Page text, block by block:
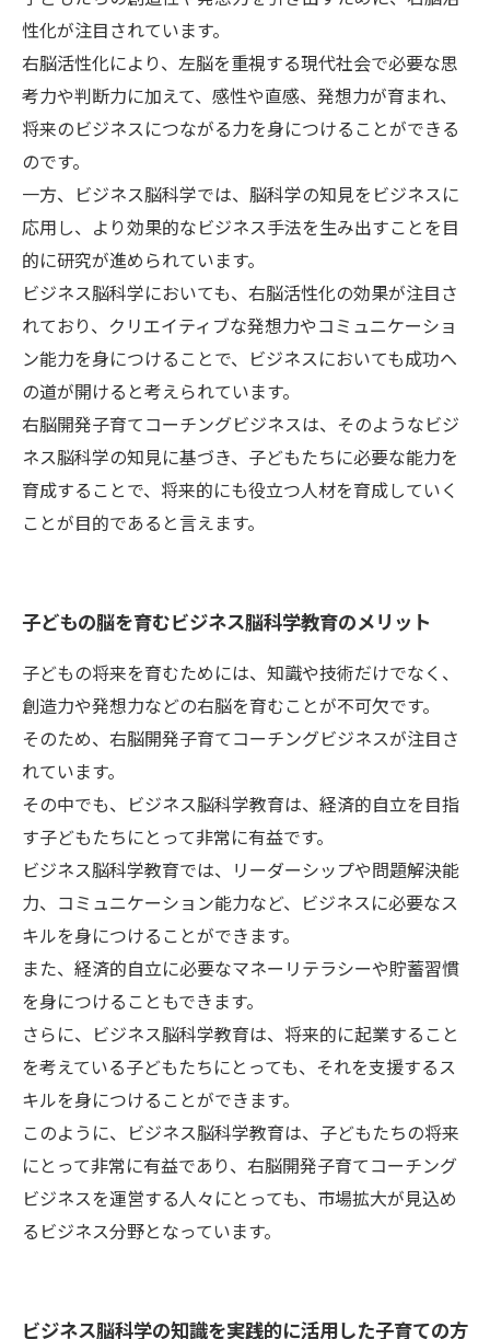
性化が注目されています。
右脳活性化により、左脳を重視する現代社会で必要な思
考力や判断力に加えて、感性や直感、発想力が育まれ、
将来のビジネスにつながる力を身につけることができる
のです。
一方、ビジネス脳科学では、脳科学の知見をビジネスに
応用し、より効果的なビジネス手法を生み出すことを目
的に研究が進められています。
ビジネス脳科学においても、右脳活性化の効果が注目さ
れており、クリエイティブな発想力やコミュニケーショ
ン能力を身につけることで、ビジネスにおいても成功へ
の道が開けると考えられています。
右脳開発子育てコーチングビジネスは、そのようなビジ
ネス脳科学の知見に基づき、子どもたちに必要な能力を
育成することで、将来的にも役立つ人材を育成していく
ことが目的であると言えます。
子どもの脳を育むビジネス脳科学教育のメリット
子どもの将来を育むためには、知識や技術だけでなく、
創造力や発想力などの右脳を育むことが不可欠です。
そのため、右脳開発子育てコーチングビジネスが注目さ
れています。
その中でも、ビジネス脳科学教育は、経済的自立を目指
す子どもたちにとって非常に有益です。
ビジネス脳科学教育では、リーダーシップや問題解決能
力、コミュニケーション能力など、ビジネスに必要なス
キルを身につけることができます。
また、経済的自立に必要なマネーリテラシーや貯蓄習慣
を身につけることもできます。
さらに、ビジネス脳科学教育は、将来的に起業すること
を考えている子どもたちにとっても、それを支援するス
キルを身につけることができます。
このように、ビジネス脳科学教育は、子どもたちの将来
にとって非常に有益であり、右脳開発子育てコーチング
ビジネスを運営する人々にとっても、市場拡大が見込め
るビジネス分野となっています。
ビジネス脳科学の知識を実践的に活用した子育ての方